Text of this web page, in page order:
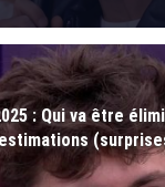
: Qui va être